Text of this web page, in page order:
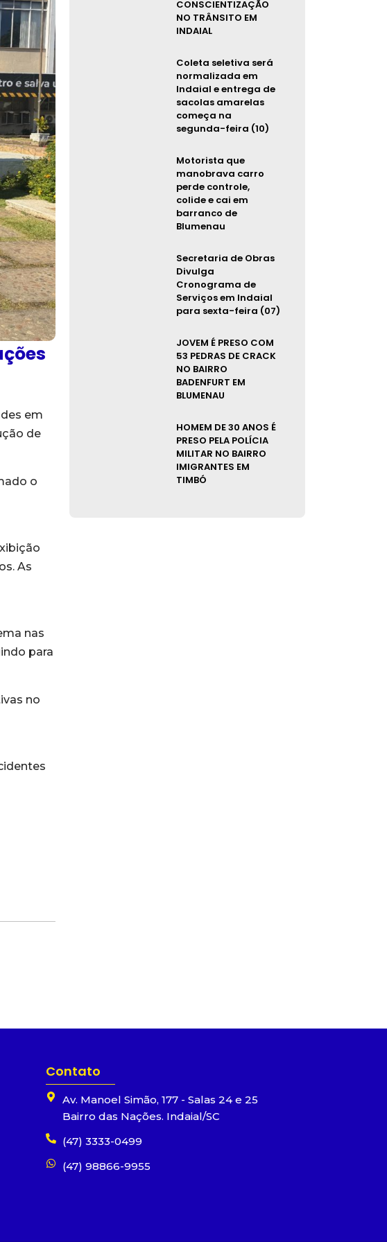
em
de
o
As
nas
para
no
CONSCIENTIZAÇÃO
NO TRÂNSITO EM
INDAIAL
Coleta seletiva será
normalizada em
Indaial e entrega de
sacolas amarelas
começa na
segunda-feira (10)
Motorista que
manobrava carro
perde controle,
colide e cai em
barranco de
Blumenau
Secretaria de Obras
Divulga
Cronograma de
Serviços em Indaial
para sexta-feira (07)
JOVEM É PRESO COM
53 PEDRAS DE CRACK
NO BAIRRO
BADENFURT EM
BLUMENAU
HOMEM DE 30 ANOS É
PRESO PELA POLÍCIA
MILITAR NO BAIRRO
IMIGRANTES EM
TIMBÓ
Contato
Av. Manoel Simão, 177 - Salas 24 e 25
Bairro das Nações. Indaial/SC
(47) 3333-0499
(47) 98866-9955